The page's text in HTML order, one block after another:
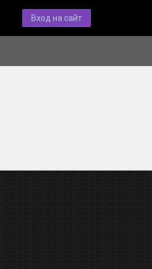
Вход на сайт